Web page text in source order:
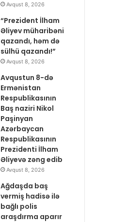
Avqust 8, 2026
“Prezident İlham
Əliyev müharibəni
qazandı, həm də
sülhü qazandı!”
Avqust 8, 2026
Avqustun 8-də
Ermənistan
Respublikasının
Baş naziri Nikol
Paşinyan
Azərbaycan
Respublikasının
Prezidenti İlham
Əliyevə zəng edib
Avqust 8, 2026
Ağdaşda baş
vermiş hadisə ilə
bağlı polis
araşdırma aparır